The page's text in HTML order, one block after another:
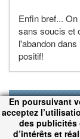
Enfin bref...
sans soucis et
l'abandon
positif!
Parmajaffi: le
Tous les petits
En poursuivant
acceptez
des publicités
d’intérêts et